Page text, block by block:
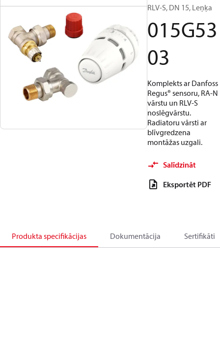
RLV-S, DN 15, Leņķa
015G53
03
Komplekts ar Danfoss
Regus® sensoru, RA-N
vārstu un RLV-S
noslēgvārstu.
Radiatoru vārsti ar
blīvgredzena
montāžas uzgali.
Salīdzināt
Eksportēt PDF
Produkta specifikācijas Dokumentācija Sertifikāti